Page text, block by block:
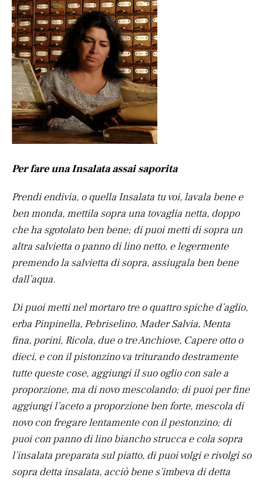
Per fare una Insalata assai saporita
Prendi endivia, o quella Insalata tu voi, lavala bene e
ben monda, mettila sopra una tovaglia netta, doppo
che ha sgotolato ben bene; di puoi metti di sopra un
altra salvietta o panno di lino netto, e legermente
premendo la salvietta di sopra, assiugala ben bene
dall’aqua.
Di puoi metti nel mortaro tre o quattro spiche d’aglio,
erba Pinpinella, Pebriselino, Mader Salvia, Menta
fina, porini, Ricola, due o tre Anchiove, Capere otto o
dieci, e con il pistonzino va triturando destramente
tutte queste cose, aggiungi il suo oglio con sale a
proporzione, ma di novo mescolando; di puoi per fine
aggiungi l’aceto a proporzione ben forte, mescola di
novo con fregare lentamente con il pestonzino; di
puoi con panno di lino biancho strucca e cola sopra
l’insalata preparata sul piatto, di puoi volgi e rivolgi so
sopra detta insalata, acciò bene s’imbeva di detta